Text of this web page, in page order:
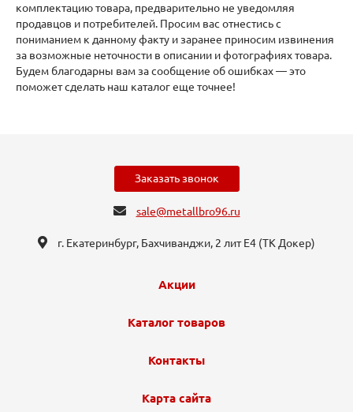
комплектацию товара, предварительно не уведомляя
продавцов и потребителей. Просим вас отнестись с
пониманием к данному факту и заранее приносим извинения
за возможные неточности в описании и фотографиях товара.
Будем благодарны вам за сообщение об ошибках — это
поможет сделать наш каталог еще точнее!
Заказать звонок
sale@metallbro96.ru
г. Екатеринбург, ​Бахчиванджи, 2 лит Е4 (ТК Докер​)
Акции
Каталог товаров
Контакты
Карта сайта